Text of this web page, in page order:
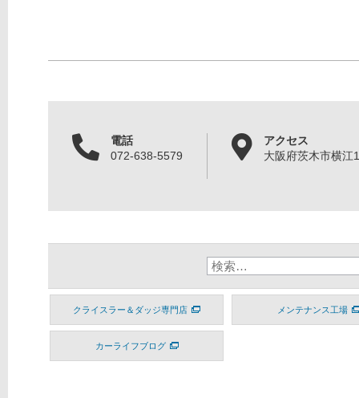
電話
072-638-5579
アクセス
大阪府茨木市横江
クライスラー＆ダッジ専門店 メンテナンス工場
カーライフブログ